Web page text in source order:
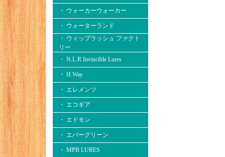
・ ウォーカーウォーカー
・ ウォーターランド
・ ウィップラッシュ ファクト
リー
・ N.L.R Invincible Lures
・ H.Way
・ エレメンツ
・ エコギア
・ エドモン
・ エバーグリーン
・ MPB LURES